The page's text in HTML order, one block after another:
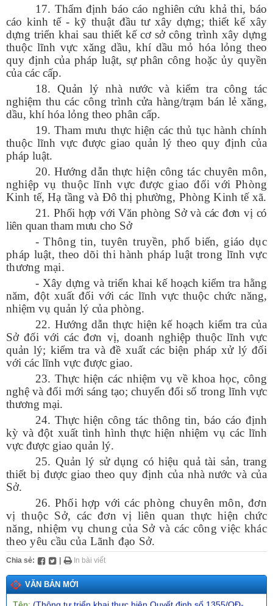
17. Thẩm định báo cáo nghiên cứu khả thi, báo
cáo kinh tế - kỹ thuật đầu tư xây dựng; thiết kế xây
dựng triển khai sau thiết kế cơ sở công trình xây dựng
thuộc lĩnh vực xăng dầu, khí dầu mỏ hóa lỏng theo
quy định của pháp luật, sự phân công hoặc ủy quyền
của các cấp.
18. Quản lý nhà nước vàkiểm tra công tác
nghiệm thu các công trìnhcửa hàng/trạm bán lẻ xăng,
dầu, khí hóa lỏng theo phân cấp.
19. Tham mưu thực hiện các thủ tục hành chính
thuộc lĩnh vực được giao quản lý theo quy định của
pháp luật.
20. Hướng dẫn thực hiện công tác chuyên môn,
nghiệp vụ thuộc lĩnh vực được giao đối với Phòng
Kinh tế, Hạ tầng và Đô thị phường, Phòng Kinh tế xã.
21. Phối hợp với Văn phòng Sở và các đơn vị có
liên quan tham mưu cho Sở
-Thông tin, tuyên truyền, phổ biến, giáo dục
pháp luật, theo dõi thi hành pháp luật trong lĩnh vực
thương mại.
- Xây dựng và triển khai kế hoạch kiểm tra hằng
năm, đột xuất đối với các lĩnh vực thuộc chức năng,
nhiệm vụ quản lý của phòng.
22. Hướng dẫn thực hiện kế hoạch kiểm tra của
Sở đối với các đơn vị, doanh nghiệp thuộc lĩnh vực
quản lý; kiểm tra và đề xuất các biện pháp xử lý đối
với các lĩnh vực được giao.
23. Thực hiện các nhiệm vụ về khoa học, công
nghệ và đổi mới sáng tạo; chuyển đổi số trong lĩnh vực
thương mại.
24. Thực hiện công tác thông tin, báo cáo định
kỳ và đột xuất tình hình thực hiện nhiệm vụ các lĩnh
vực được giao quản lý.
25. Quản lý sử dụng có hiệu quả tài sản, trang
thiết bị được giao theo quy định của nhà nước và của
Sở.
26. Phối hợp với các phòng chuyên môn, đơn
vị thuộc Sở, các đơn vị liên quan thực hiện chức
năng, nhiệm vụ chung của Sở và các công việc khác
theo yêu cầu của Lãnh đạo Sở.
Chia sẻ: In bài viết
VĂN BẢN MỚI
ngày 16/4/2026 của Cơ quan thường trực BCĐ nghị quyết số
57-NQ/TW)
Ngày ban hành: (09/05/2026)
Số:142/2026/NĐ-CP
Tên:(Nghị định quy định chi tiết một số điều và biện pháp thi
hành Luật Trí tuệ nhân tạo)
Ngày ban hành: (19/05/2026)
Số: 4869/KH-UBND
Tên:
(Kế hoạch triển khai thi hành Luật tiếp cận thông tin trên
địa bàn tỉnh Lai Châu)
Ngày ban hành: (22/06/2026)
Số:1838/SCT-VP
Tên: (V/v triển khai thực hiện triển khai Quyết định số 476/QĐ-
TTg ngày 25 tháng 3 năm 2026 của Thủ tướng Chính phủ)
Ngày ban hành: (05/05/2026)
Số: 1044/QĐ-UBND
(Quyết định ban hành Khung kiến trúc dữ liệu, Khung quản
trị, quản lý dữ liệu, Từ điển dữ liệu, Danh mục dữ liệu chủ, danh
mục dữ liệu dùng chung tỉnh Lai Châu)
Ngày ban hành: (09/07/2026)
Số:1864/SCT-VP
Tên:(V/v triển khai thực hiện triển khai Kế hoạch số 3330/KH-
UBND ngày 03/5/2026 của UBND tỉnh về đánh giá hoạt động
khoa học, công nghệ và đổi mới sáng tạo năm 2026 trên địa
bàn tỉnh Lai Châu)
Ngày ban hành: (03/05/2026)
Số:17/2026/TT-BCT
Tên:(Thông tư hướng dẫn thực hiện một số nội dung tiêu chí
thuộc Bộ tiêu chí quốc gia về xã nông thôn mới giai đoạn 2026-
2030 thuộc phạm vi quản lý nhà nước của Bộ Công Thương)
Ngày ban hành: (23/04/2026)
Số:1875/SCT-VP
(V/v triển khai thực hiện Chương trình công tác năm 2026
và Kế hoạch bảo đảm an ninh mạng, bảo mật thông tin và an
ninh dữ liệu)
Ngày ban hành: (09/05/2026)
Số:180/2026/NĐ-CP
Tên: (Nghị định Quy định về dịch vụ hấp thu và lưu giữ các bon
của rừng)
Ngày ban hành: (02/06/2026)
Số:2511/SCT-QLCN
Tên:(Thông tư triển khai thực hiện Quyết định số 1355/QĐ-
BCT ngày 08/6/2026 của Bộ Công Thương phê duyệt Đề án